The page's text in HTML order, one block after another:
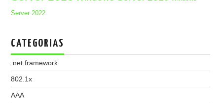
Server 2022
CATEGORIAS
.net framework
802.1x
AAA